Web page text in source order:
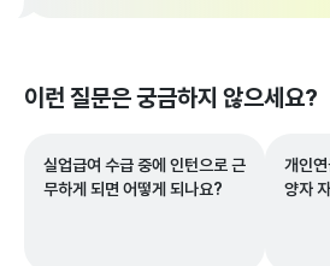
이런 질문은 궁금하지 않으세요?
실업급여 수급 중에 인턴으로 근
무하게 되면 어떻게 되나요?
개인
양자